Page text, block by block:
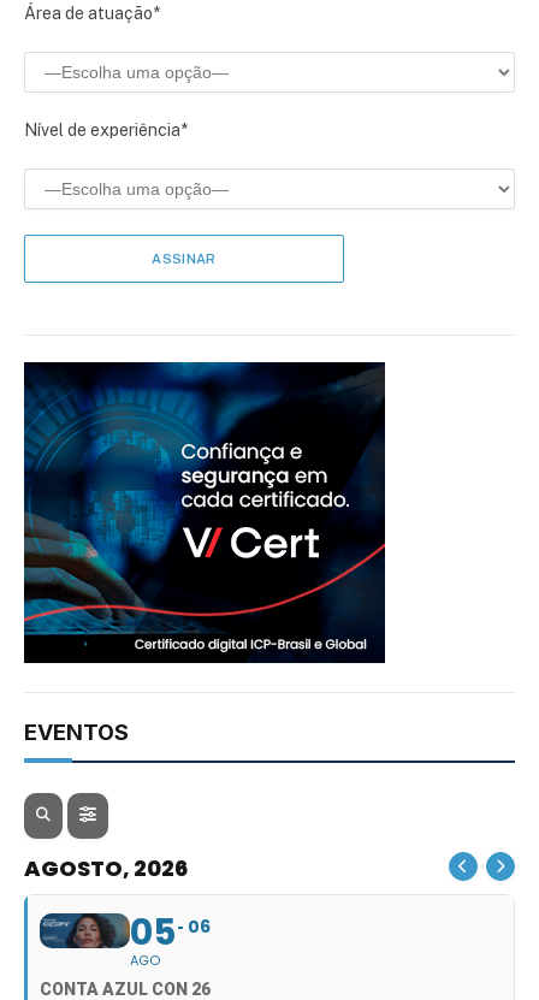
Área de atuação*
Nível de experiência*
EVENTOS
AGOSTO, 2026
05
AGO
06
CONTA AZUL CON 26